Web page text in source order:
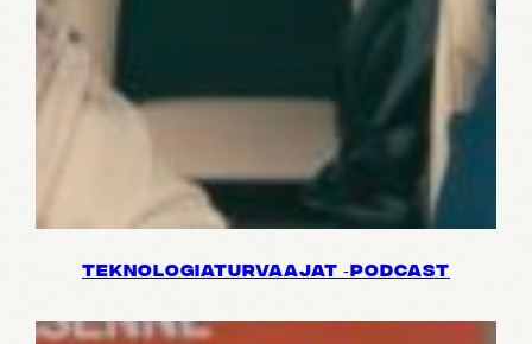
TEKNO­LO­GIA­TUR­VAA­JAT ‑PODCAST